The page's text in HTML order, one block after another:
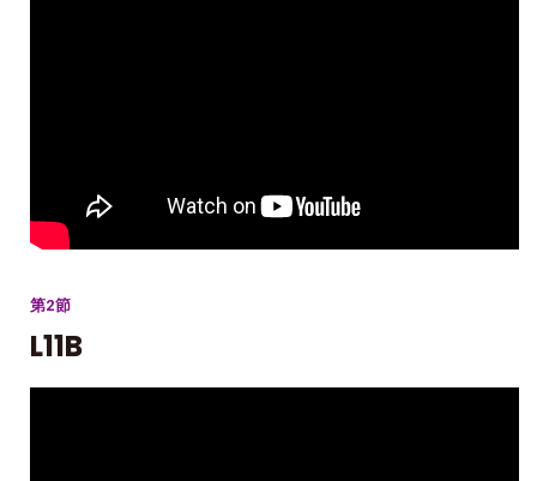
第2節
L11B